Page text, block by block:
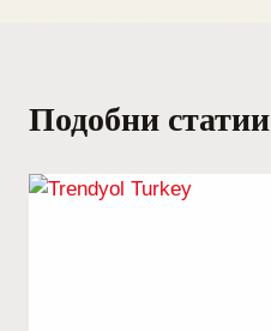
Подобни статии